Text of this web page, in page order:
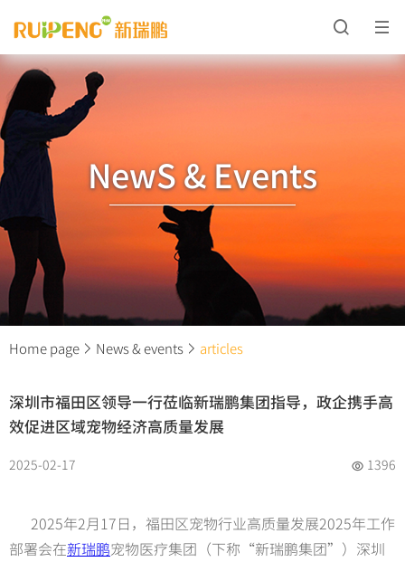
NewS & Events
Home page News & events articles
深圳市福田区领导一行莅临新瑞鹏集团指导，政企携手高
效促进区域宠物经济高质量发展
2025-02-17 1396
2025年2月17日，福田区宠物行业高质量发展2025年工作
部署会在新瑞鹏宠物医疗集团（下称“新瑞鹏集团”）深圳